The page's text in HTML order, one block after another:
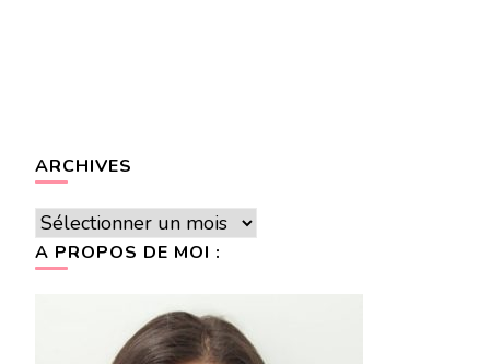
ARCHIVES
Archives
A PROPOS DE MOI :